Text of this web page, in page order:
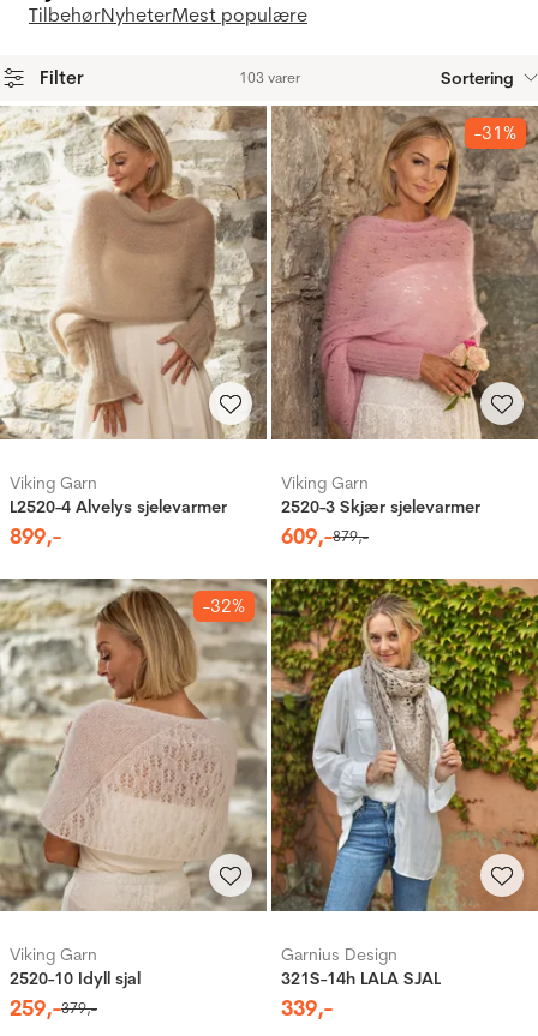
TilbehørNyheterMest populære
Filter 103 varer Sortering
Produkter
Viking Garn
L2520-4 Alvelys sjelevarmer
899,-
-31%
Viking Garn
2520-3 Skjær sjelevarmer
609,-879,-
-32%
Viking Garn
2520-10 Idyll sjal
259,-379,-
Garnius Design
321S-14h LALA SJAL
339,-